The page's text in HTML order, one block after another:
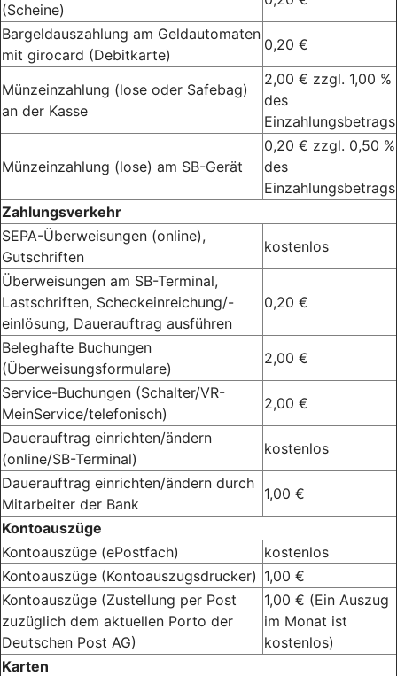
(Scheine)
Bargeldauszahlung am Geldautomaten
mit girocard (Debitkarte)
0,20 €
Münzeinzahlung (lose oder Safebag)
an der Kasse
2,00 € zzgl. 1,00 %
des
Einzahlungsbetrags
Münzeinzahlung (lose) am SB-Gerät
0,20 € zzgl. 0,50 %
des
Einzahlungsbetrags
Zahlungsverkehr
SEPA-Überweisungen (online),
Gutschriften
kostenlos
Überweisungen am SB-Terminal,
Lastschriften, Scheckeinreichung/-
einlösung, Dauerauftrag ausführen
0,20 €
Beleghafte Buchungen
(Überweisungsformulare)
2,00 €
Service-Buchungen (Schalter/VR-
MeinService/telefonisch)
2,00 €
Dauerauftrag einrichten/ändern
(online/SB-Terminal)
kostenlos
Dauerauftrag einrichten/ändern durch
Mitarbeiter der Bank
1,00 €
Kontoauszüge
Kontoauszüge (ePostfach)
kostenlos
Kontoauszüge (Kontoauszugsdrucker) 1,00 €
Kontoauszüge (Zustellung per Post
zuzüglich dem aktuellen Porto der
Deutschen Post AG)
1,00 € (Ein Auszug
im Monat ist
kostenlos)
Karten